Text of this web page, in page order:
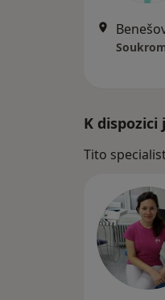
K dispozici
Tito